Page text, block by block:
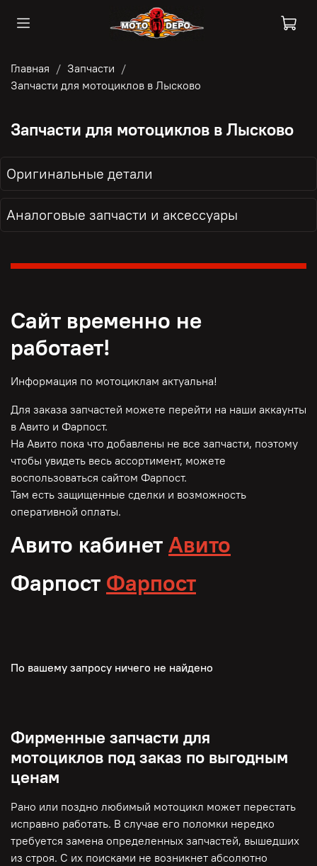
Главная
Запчасти
Запчасти для мотоциклов в Лысково
Запчасти для мотоциклов в Лысково
Оригинальные детали
Аналоговые запчасти и аксессуары
Сайт временно не
работает!
Информация по мотоциклам актуальна!
Для заказа запчастей можете перейти на наши аккаунты
в Авито и Фарпост.
На Авито пока что добавлены не все запчасти, поэтому
чтобы увидеть весь ассортимент, можете
воспользоваться сайтом Фарпост.
Там есть защищенные сделки и возможность
оперативной оплаты.
Авито кабинетАвито
Фарпост Фарпост
По вашему запросу ничего не найдено
Фирменные запчасти для
мотоциклов под заказ по выгодным
ценам
Рано или поздно любимый мотоцикл может перестать
исправно работать. В случае его поломки нередко
требуется замена определенных запчастей, вышедших
из строя. С их поисками не возникнет абсолютно